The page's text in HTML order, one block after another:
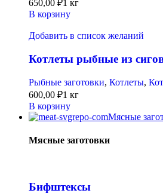
650,00 ₽1 кг
В корзину
Добавить в список желаний
Котлеты рыбные из
Рыбные заготовки, Котлеты,
600,00 ₽1 кг
В корзину
Мясные
Мясные заготовки
Бифштексы